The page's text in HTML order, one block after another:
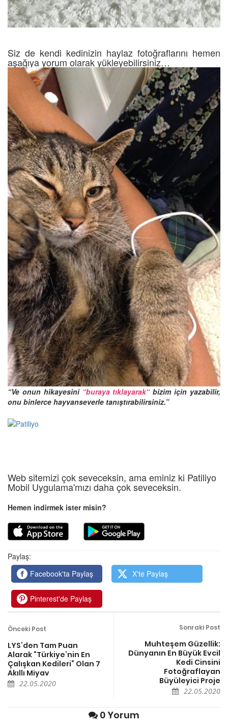
Siz de kendi kedinizin haylaz fotoğraflarını hemen
aşağıya yorum olarak yükleyebilirsiniz…
“Ve onun hikayesini “buraya tıklayarak“bizim için yazabilir,
onu binlerce hayvanseverle tanıştırabilirsiniz.”
Web sitemizi çok seveceksin, ama eminiz ki Patiliyo
Mobil Uygulama'mızı daha çok seveceksin.
Hemen indirmek ister misin?
Paylaş:
Facebook'ta Paylaş
X'te Paylaş
Pinterest'de Paylaş
Önceki Post
LYS’den Tam Puan
Alarak “Türkiye’nin En
Çalışkan Kedileri” Olan 7
Akıllı Miyav
22.05.2020
Sonraki Post
Muhteşem Güzellik:
Dünyanın En Büyük Evcil
Kedi Cinsini
Fotoğraflayan
Büyüleyici Proje
22.05.2020
0 Yorum